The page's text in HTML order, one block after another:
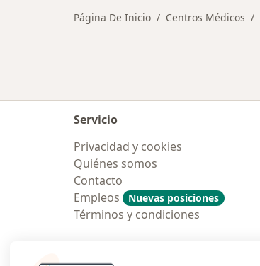
Página De Inicio Centros Médicos
Servicio
Privacidad y cookies
Quiénes somos
Contacto
Empleos
Nuevas posiciones
Términos y condiciones